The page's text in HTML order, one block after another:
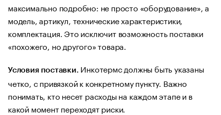
максимально подробно: не просто «оборудование», а
модель, артикул, технические характеристики,
комплектация. Это исключит возможность поставки
«похожего, но другого» товара.
Условия поставки. Инкотермс должны быть указаны
четко, с привязкой к конкретному пункту. Важно
понимать, кто несет расходы на каждом этапе и в
какой момент переходят риски.